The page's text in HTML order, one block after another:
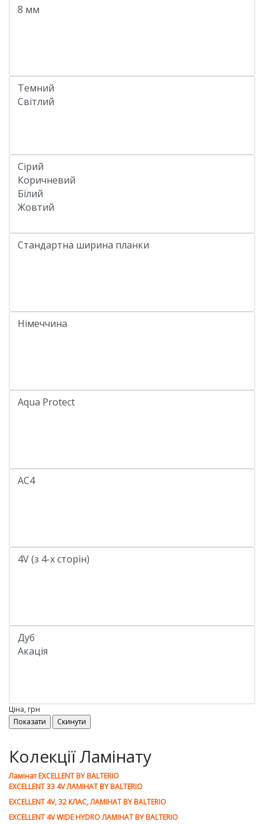
Ціна, грн
Колекції Ламінату
Ламiнат EXCELLENT BY BALTERIO
EXCELLENT 33 4V ЛАМІНАТ BY BALTERIO
EXCELLENT 4V, 32 КЛАС, ЛАМІНАТ BY BALTERIO
EXCELLENT 4V WIDE HYDRO ЛАМІНАТ BY BALTERIO